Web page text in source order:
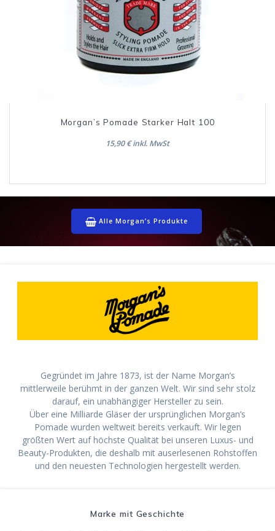
Morgan’s Pomade Starker Halt 100
15,90 € inkl. MwSt
Alle Morgan’s Produkte
Gegründet im Jahre 1873, ist der Name Morgan’s
mittlerweile berühmt in der ganzen Welt. Wir sind sehr stolz
darauf, ein unabhängiger Hersteller zu sein.
Über eine Milliarde Gläser der ursprünglichen Morgan’s
Pomade wurden weltweit bereits verkauft. Wir legen
größten Wert auf höchste Qualität bei unseren Luxus- und
Beauty-Produkten, die deshalb mit auserlesenen Rohstoffen
und den neuesten Technologien hergestellt werden.
Marke mit Geschichte